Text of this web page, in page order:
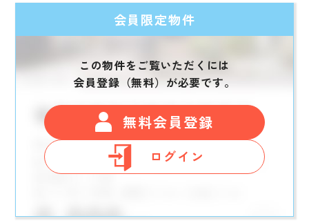
会員限定物件
この物件をご覧いただくには
会員登録（無料）が必要です。
無料会員登録
ログイン